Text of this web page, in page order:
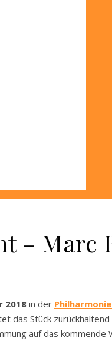
–
2018 in der
das Stück
auf das kommende